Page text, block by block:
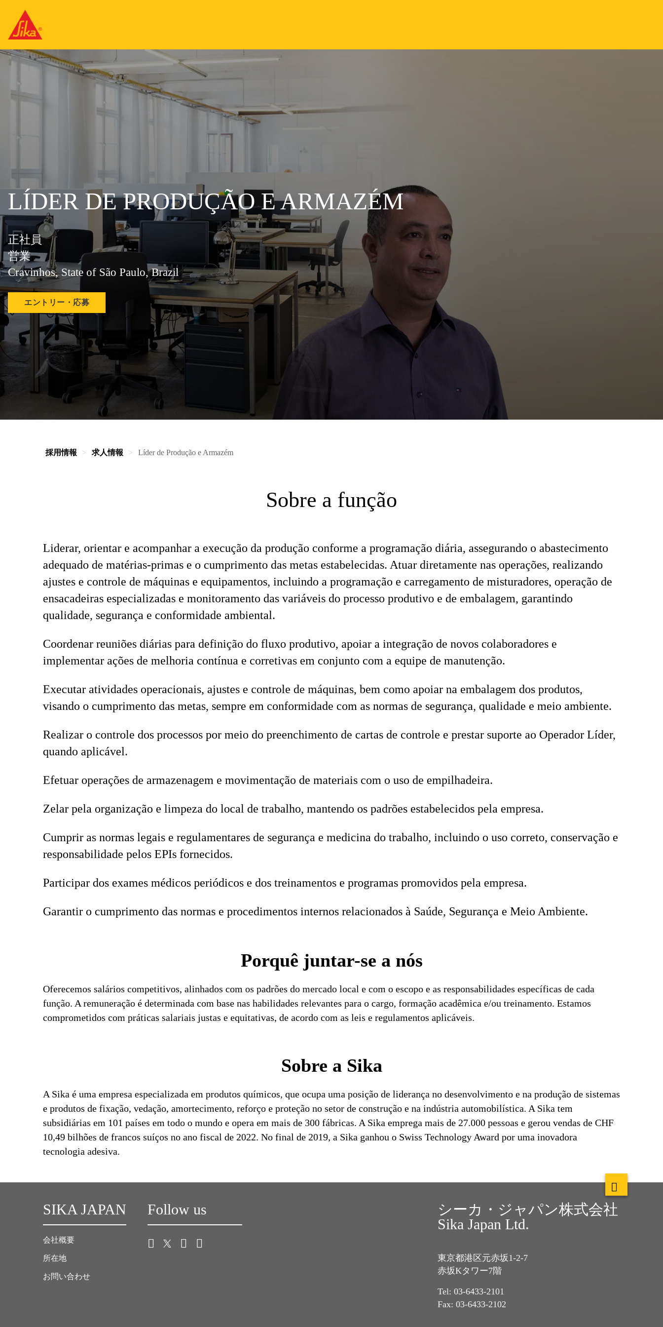
LÍDER DE PRODUÇÃO E ARMAZÉM
正社員
営業
Cravinhos, State of São Paulo, Brazil
エントリー・応募
採用情報 求人情報 Líder de Produção e Armazém
Sobre a função
Liderar, orientar e acompanhar a execução da produção conforme a programação diária, assegurando o abastecimento
adequado de matérias-primas e o cumprimento das metas estabelecidas. Atuar diretamente nas operações, realizando
ajustes e controle de máquinas e equipamentos, incluindo a programação e carregamento de misturadores, operação de
ensacadeiras especializadas e monitoramento das variáveis do processo produtivo e de embalagem, garantindo
qualidade, segurança e conformidade ambiental.
Coordenar reuniões diárias para definição do fluxo produtivo, apoiar a integração de novos colaboradores e
implementar ações de melhoria contínua e corretivas em conjunto com a equipe de manutenção.
Executar atividades operacionais, ajustes e controle de máquinas, bem como apoiar na embalagem dos produtos,
visando o cumprimento das metas, sempre em conformidade com as normas de segurança, qualidade e meio ambiente.
Realizar o controle dos processos por meio do preenchimento de cartas de controle e prestar suporte ao Operador Líder,
quando aplicável.
Efetuar operações de armazenagem e movimentação de materiais com o uso de empilhadeira.
Zelar pela organização e limpeza do local de trabalho, mantendo os padrões estabelecidos pela empresa.
Cumprir as normas legais e regulamentares de segurança e medicina do trabalho, incluindo o uso correto, conservação e
responsabilidade pelos EPIs fornecidos.
Participar dos exames médicos periódicos e dos treinamentos e programas promovidos pela empresa.
Garantir o cumprimento das normas e procedimentos internos relacionados à Saúde, Segurança e Meio Ambiente.
Porquê juntar-se a nós
Oferecemos salários competitivos, alinhados com os padrões do mercado local e com o escopo e as responsabilidades específicas de cada
função. A remuneração é determinada com base nas habilidades relevantes para o cargo, formação acadêmica e/ou treinamento. Estamos
comprometidos com práticas salariais justas e equitativas, de acordo com as leis e regulamentos aplicáveis.
Sobre a Sika
A Sika é uma empresa especializada em produtos químicos, que ocupa uma posição de liderança no desenvolvimento e na produção de sistemas
e produtos de fixação, vedação, amortecimento, reforço e proteção no setor de construção e na indústria automobilística. A Sika tem
subsidiárias em 101 países em todo o mundo e opera em mais de 300 fábricas. A Sika emprega mais de 27.000 pessoas e gerou vendas de CHF
10,49 bilhões de francos suíços no ano fiscal de 2022. No final de 2019, a Sika ganhou o Swiss Technology Award por uma inovadora
tecnologia adesiva.
SIKA JAPAN
会社概要
所在地
お問い合わせ
Follow us
シーカ・ジャパン株式会社
Sika Japan Ltd.
東京都港区元赤坂1-2-7
赤坂Kタワー7階
Tel: 03-6433-2101
Fax: 03-6433-2102